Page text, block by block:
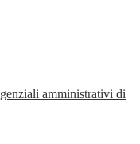
amministrativi di